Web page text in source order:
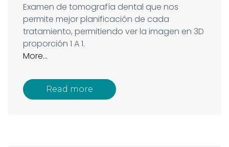
Examen de tomografía dental que nos
permite mejor planificación de cada
tratamiento, permitiendo ver la imagen en 3D
proporción 1 A 1.
More…
Read more